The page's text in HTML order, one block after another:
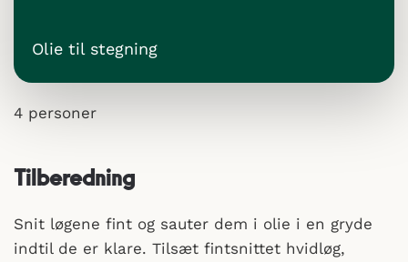
4 personer
Tilberedning
Snit løgene fint og sauter dem i olie i en gryde
indtil de er klare. Tilsæt fintsnittet hvidløg,
Olie til stegning